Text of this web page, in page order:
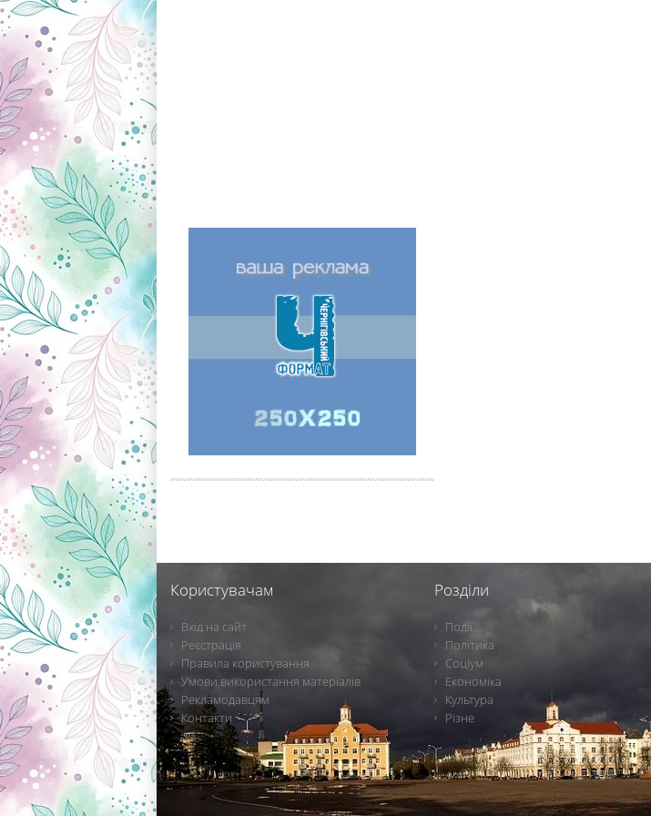
Користувачам
Вхід на сайт
Реєстрація
Правила користування
Умови використання матеріалів
Рекламодавцям
Контакти
Розділи
Події
Політика
Соціум
Економіка
Культура
Різне